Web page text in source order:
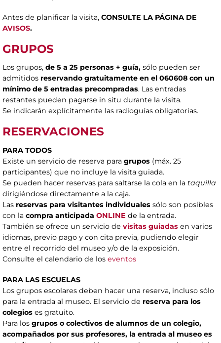
Antes de planificar la visita, CONSULTE LA PÁGINA DE
AVISOS.
GRUPOS
Los grupos, de 5 a 25 personas + guía, sólo pueden ser
admitidos reservando gratuitamente en el 060608 con un
mínimo de 5 entradas precompradas. Las entradas
restantes pueden pagarse in situ durante la visita.
Se indicarán explícitamente las radioguías obligatorias.
RESERVACIONES
PARA TODOS
Existe un servicio de reserva para grupos (máx. 25
participantes) que no incluye la visita guiada.
Se pueden hacer reservas para saltarse la cola en la taquilla
dirigiéndose directamente a la caja.
Las reservas para visitantes individuales sólo son posibles
con la compra anticipada ONLINE de la entrada.
También se ofrece un servicio de visitas guiadas en varios
idiomas, previo pago y con cita previa, pudiendo elegir
entre el recorrido del museo y/o de la exposición.
Consulte el calendario de los eventos
PARA LAS ESCUELAS
Los grupos escolares deben hacer una reserva, incluso sólo
para la entrada al museo. El servicio de reserva para los
colegios es gratuito.
Para los grupos o colectivos de alumnos de un colegio,
acompañados por sus profesores, la entrada al museo es